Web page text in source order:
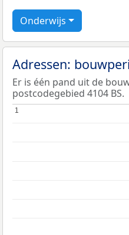
Onderwijs
Adressen:
Er is één pand uit de
postcodegebied 4104 BS.
1
1